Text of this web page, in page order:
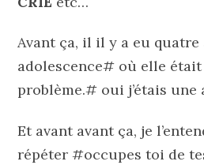
Avant ça, il il y a eu
adolescence# où elle
problème.# oui j’étais
Et avant avant ça, je
répéter #occupes toi de